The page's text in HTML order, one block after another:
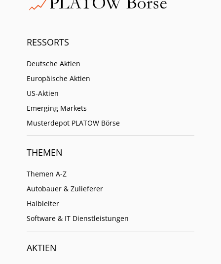
RESSORTS
Deutsche Aktien
Europäische Aktien
US-Aktien
Emerging Markets
Musterdepot PLATOW Börse
THEMEN
Themen A-Z
Autobauer & Zulieferer
Halbleiter
Software & IT Dienstleistungen
AKTIEN